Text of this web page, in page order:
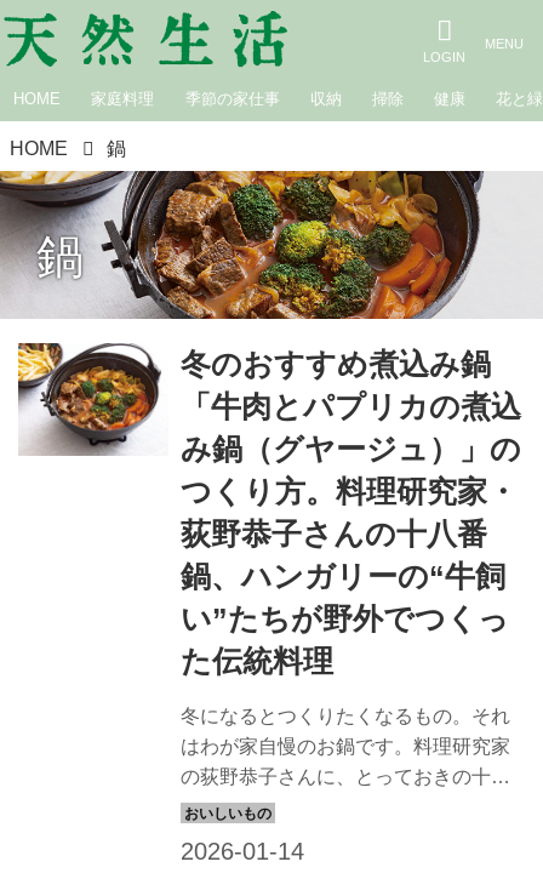
HOME 家庭料理 季節の家仕事 収納 掃除 健康 花と緑
HOME 鍋
鍋
冬のおすすめ煮込み鍋
「牛肉とパプリカの煮込
み鍋（グヤージュ）」の
つくり方。料理研究家・
荻野恭子さんの十八番
鍋、ハンガリーの“牛飼
い”たちが野外でつくっ
た伝統料理
冬になるとつくりたくなるもの。それ
はわが家自慢のお鍋です。料理研究家
の荻野恭子さんに、とっておきの十八
番鍋「グヤージュ（牛肉とパプリカの